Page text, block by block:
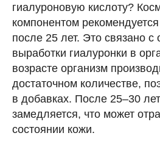
гиалуроновую кислоту?
компонентом
после 25 лет. Это связано с
выработки гиалуронки в
возрасте организм
достаточном количестве,
в добавках. После 25–30
замедляется, что может
состоянии кожи.